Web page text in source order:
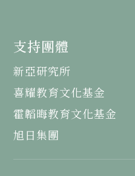
支持團體
新亞研究所
喜耀教育文化基金
霍韜晦教育文化基金
旭日集團